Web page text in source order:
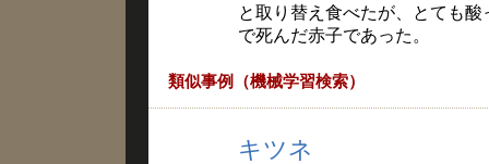
と取り替え食べたが、とても
で死んだ赤子であった。
類似事例（機械学習検索）
キツネ